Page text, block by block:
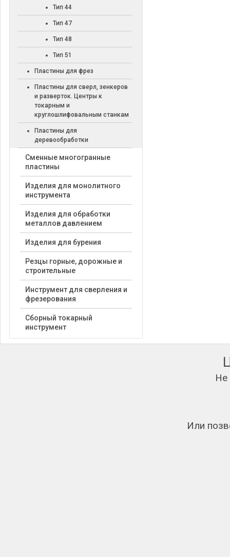
Тип 44
Тип 47
Тип 48
Тип 51
Пластины для фрез
Пластины для сверл, зенкеров
и разверток. Центры к
токарным и
круглошлифовальным станкам
Пластины для
деревообработки
Cменные многогранные
пластины
Изделия для монолитного
инструмента
Изделия для обработки
металлов давлением
Изделия для бурения
Резцы горные, дорожные и
строительные
Инструмент для сверления и
фрезерования
Сборный токарный
инструмент
Не
Или